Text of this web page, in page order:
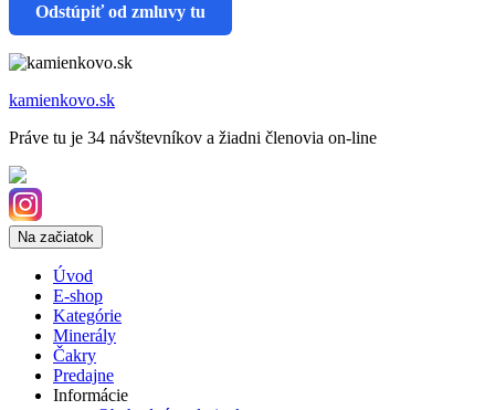
Odstúpiť od zmluvy tu
kamienkovo.sk
Práve tu je 34 návštevníkov a žiadni členovia on-line
Na začiatok
Úvod
E-shop
Kategórie
Minerály
Čakry
Predajne
Informácie